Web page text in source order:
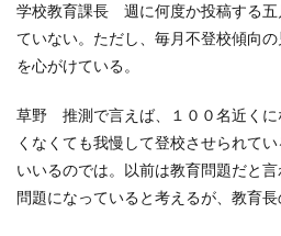
学校教育課長 週に何度か投稿する五
ていない。ただし、毎月不登校傾向
を心がけている。
草野 推測で言えば、１００名近くに
くなくても我慢して登校させられて
いいるのでは。以前は教育問題だと
問題になっていると考えるが、教育長